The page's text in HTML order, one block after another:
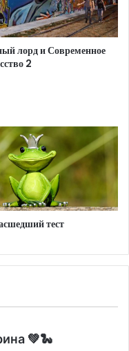
лорд и Современное
2
тест
💚🐍